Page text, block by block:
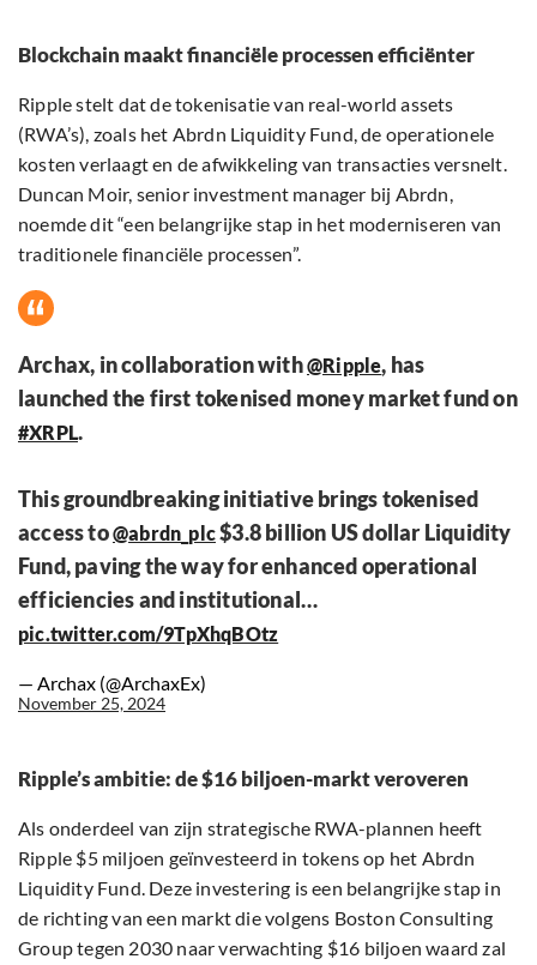
Blockchain maakt financiële processen efficiënter
Ripple stelt dat de tokenisatie van real-world assets
(RWA’s), zoals het Abrdn Liquidity Fund, de operationele
kosten verlaagt en de afwikkeling van transacties versnelt.
Duncan Moir, senior investment manager bij Abrdn,
noemde dit “een belangrijke stap in het moderniseren van
traditionele financiële processen”.
Archax, in collaboration with@Ripple, has
launched the first tokenised money market fund on
#XRPL.
This groundbreaking initiative brings tokenised
access to@abrdn_plc$3.8 billion US dollar Liquidity
Fund, paving the way for enhanced operational
efficiencies and institutional…
pic.twitter.com/9TpXhqBOtz
— Archax (@ArchaxEx)
November 25, 2024
Ripple’s ambitie: de $16 biljoen-markt veroveren
Als onderdeel van zijn strategische RWA-plannen heeft
Ripple $5 miljoen geïnvesteerd in tokens op het Abrdn
Liquidity Fund. Deze investering is een belangrijke stap in
de richting van een markt die volgens Boston Consulting
Group tegen 2030 naar verwachting $16 biljoen waard zal